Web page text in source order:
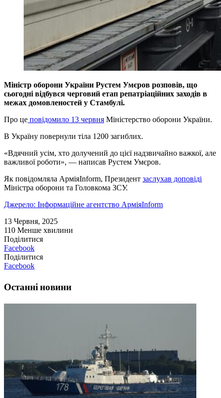
Міністр оборони України Рустем Умєров розповів, що
сьогодні відбувся черговий етап репатріаційних заходів в
межах домовленостей у Стамбулі.
Про це повідомило 13 червня Міністерство оборони України.
В Україну повернули тіла 1200 загиблих.
«Вдячний усім, хто долучений до цієї надзвичайно важкої, але
важливої роботи», — написав Рустем Умєров.
Як повідомляла АрміяInform, Президент заслухав доповіді
Міністра оборони та Головкома ЗСУ.
Джерело: Інформаційне агентство АрміяInform
13 Червня, 2025
110 Менше хвилини
Поділитися
Facebook
Поділитися
Facebook
Останні новини